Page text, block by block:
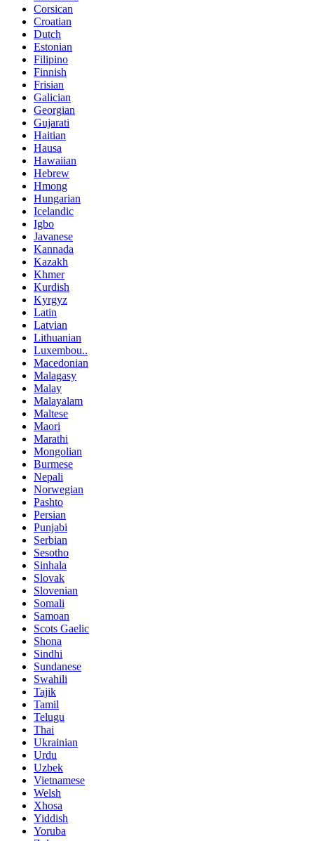
Corsican
Croatian
Dutch
Estonian
Filipino
Finnish
Frisian
Galician
Georgian
Gujarati
Haitian
Hausa
Hawaiian
Hebrew
Hmong
Hungarian
Icelandic
Igbo
Javanese
Kannada
Kazakh
Khmer
Kurdish
Kyrgyz
Latin
Latvian
Lithuanian
Luxembou..
Macedonian
Malagasy
Malay
Malayalam
Maltese
Maori
Marathi
Mongolian
Burmese
Nepali
Norwegian
Pashto
Persian
Punjabi
Serbian
Sesotho
Sinhala
Slovak
Slovenian
Somali
Samoan
Scots Gaelic
Shona
Sindhi
Sundanese
Swahili
Tajik
Tamil
Telugu
Thai
Ukrainian
Urdu
Uzbek
Vietnamese
Welsh
Xhosa
Yiddish
Yoruba